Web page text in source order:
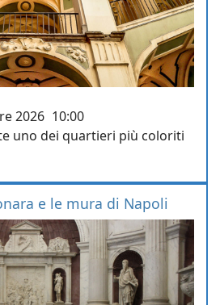
2026 10:00
uno dei quartieri più coloriti
e le mura di Napoli